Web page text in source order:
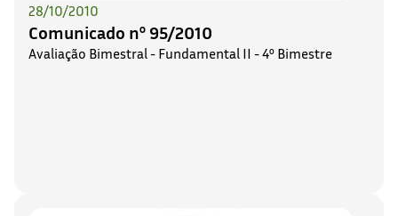
28/10/2010
Comunicado nº 95/2010
Avaliação Bimestral - Fundamental II - 4º Bimestre